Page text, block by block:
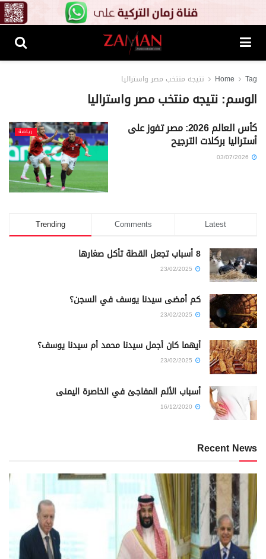
Home Tag نتيجه منتخب مصر واستراليا
الوسم:نتيجه منتخب مصر واستراليا
رياضة كأس العالم 2026: مصر تفوز على
أستراليا بركلات الترجيح
Trending Comments Latest
8 أسباب تجعل القطة تأكل صغارها
كم أمضى سيدنا يوسف في السجن؟
أيهما كان أجمل سيدنا محمد أم سيدنا يوسف؟
أسباب الألم المفاجئ في الخاصرة اليمنى
Recent News